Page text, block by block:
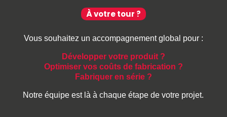
À votre tour ?
Vous souhaitez un accompagnement global pour :
Développer votre produit ?
Optimiser vos coûts de fabrication ?
Fabriquer en série ?
Notre équipe est là à chaque étape de votre projet.